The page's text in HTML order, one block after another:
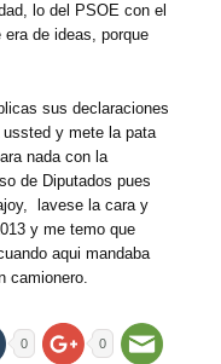
lo del PSOE con el
de ideas, porque
sus declaraciones
y mete la pata
nada con la
de Diputados pues
lavese la cara y
y me temo que
aqui mandaba
camionero.
0 0